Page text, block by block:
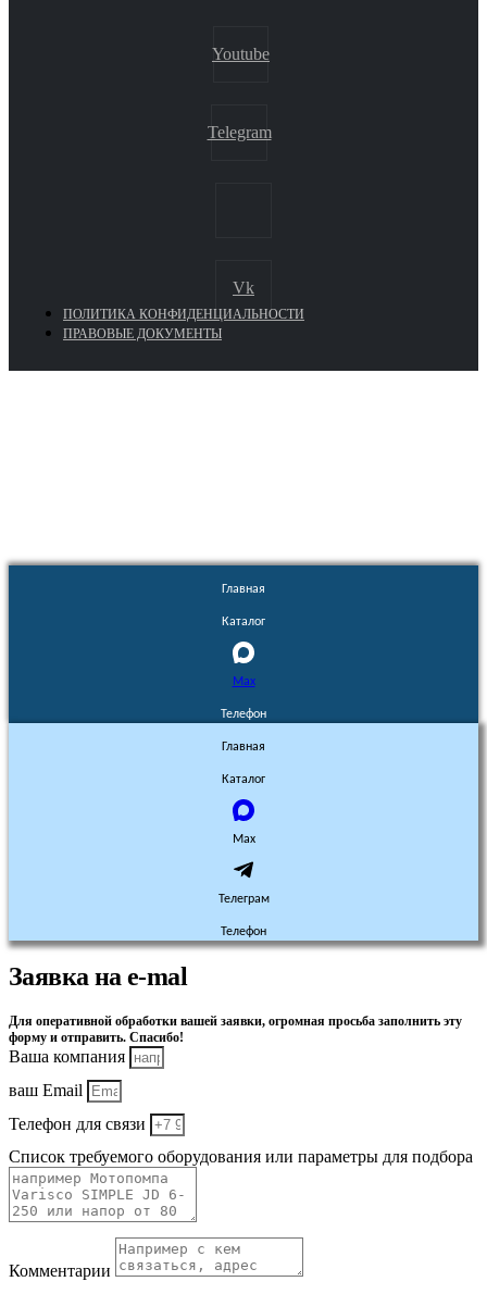
Youtube
Telegram
Vk
ПОЛИТИКА КОНФИДЕНЦИАЛЬНОСТИ
ПРАВОВЫЕ ДОКУМЕНТЫ
Главная
Каталог
Max
Телефон
Главная
Каталог
Max
Телеграм
Телефон
Заявка на e-mal
Для оперативной обработки вашей заявки, огромная просьба заполнить эту
форму и отправить. Спасибо!
Ваша компания
ваш Email
Телефон для связи
Список требуемого оборудования или параметры для подбора
Комментарии